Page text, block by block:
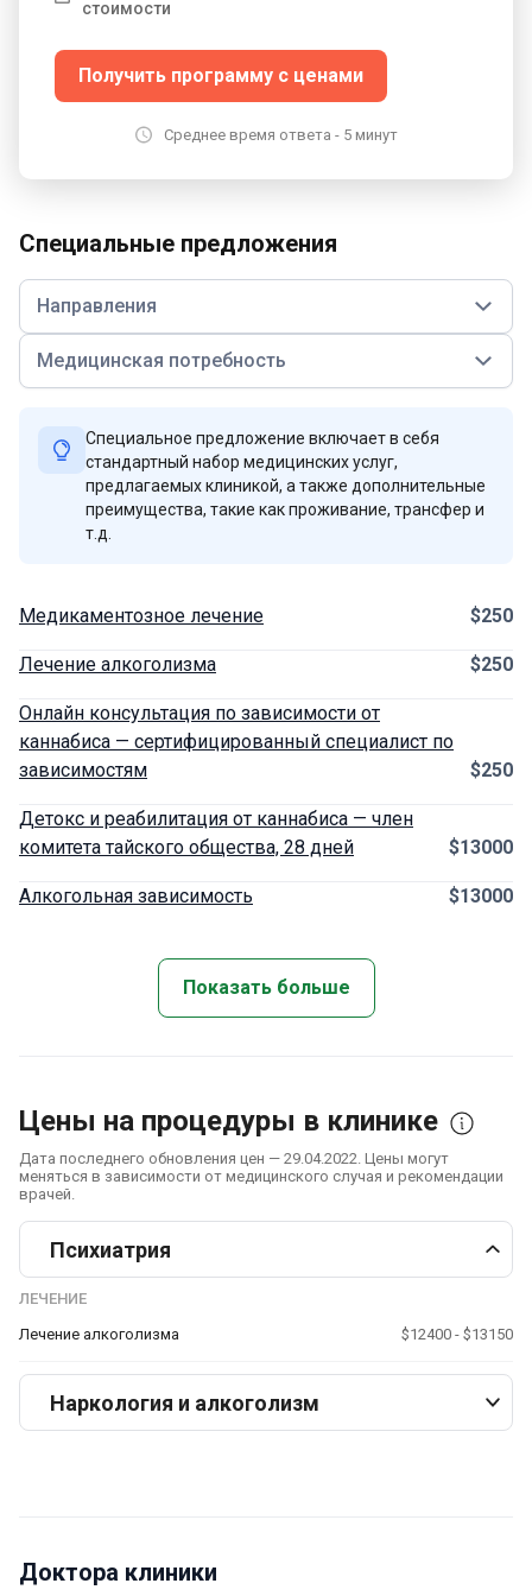
стоимости
Получить программу с ценами
Среднее время ответа - 5 минут
Специальные предложения
Направления
Медицинская потребность
Специальное предложение включает в себя
стандартный набор медицинских услуг,
предлагаемых клиникой, а также дополнительные
преимущества, такие как проживание, трансфер и
т.д.
Медикаментозное лечение $250
Лечение алкоголизма $250
Онлайн консультация по зависимости от
каннабиса — сертифицированный специалист по
зависимостям
$250
Детокс и реабилитация от каннабиса — член
комитета тайского общества, 28 дней
$13000
Алкогольная зависимость $13000
Показать больше
Цены на процедуры в клинике
Дата последнего обновления цен — 29.04.2022. Цены могут
меняться в зависимости от медицинского случая и рекомендации
врачей.
Психиатрия
ЛЕЧЕНИЕ
Лечение алкоголизма
$12400 - $13150
Наркология и алкоголизм
Доктора клиники